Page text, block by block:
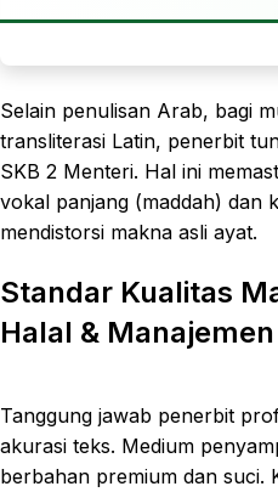
Selain penulisan Arab, bagi
transliterasi Latin, penerbit
SKB 2 Menteri. Hal ini
vokal panjang (maddah) dan
mendistorsi makna asli ayat.
Standar Kualitas
Halal &
Tanggung jawab penerbit
akurasi teks. Medium
berbahan premium dan suci.